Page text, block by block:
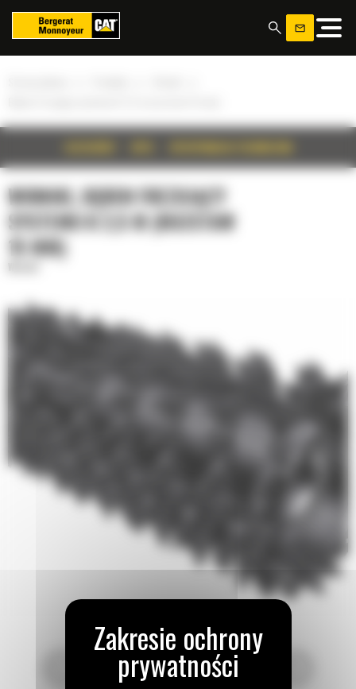
WIRNIKI, BĘBEN FREZUJĄCY
SYSTEMU K 2,5 M (ROZSTAW
15 MM)
Panel zarządzania plikami cookies